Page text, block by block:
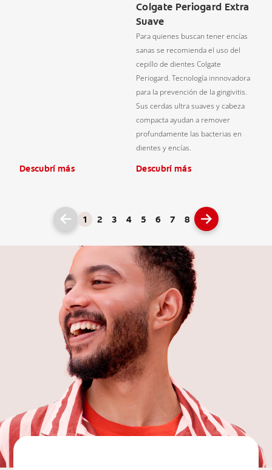
Descubrí más
Colgate Periogard Extra
Suave
Para quienes buscan tener encías
sanas se recomienda el uso del
cepillo de dientes Colgate
Periogard. Tecnología innnovadora
para la prevención de la gingivitis.
Sus cerdas ultra suaves y cabeza
compacta ayudan a remover
profundamente las bacterias en
dientes y encías.
Descubrí más
1 2 3 4 5 6 7 8